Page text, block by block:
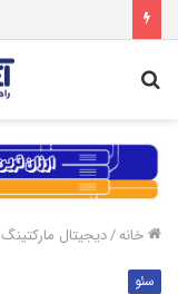
خانه/دیجیتال مارکتینگ
سئو